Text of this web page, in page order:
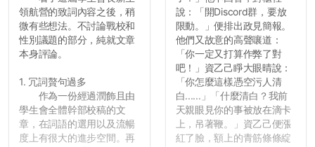
領航營的致詞內容之後，稍
微有些想法。不討論戰校和
性別議題的部分，純就文章
本身評論。
1. 冗詞贅句過多
作為一份經過潤飾且由
學生會全體幹部校稿的文
章，在詞語的選用以及流暢
度上有很大的進步空間。再
說：「開Discord群，要放
限動。」便排出政見簡報。
他們又故意的高聲嚷道：
「你一定又打算作弊了對
吧！」資乙己睜大眼晴說：
「你怎麼這樣憑空污人清
白......」「什麼清白？我前
天親眼見你的事被放在滴卡
上，吊著鞭。」資乙己便漲
紅了臉，額上的青筋條條綻